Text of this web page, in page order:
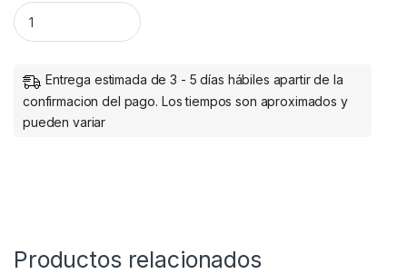
IMPRESORA TERMICA 58MM INTERF ACE USB RJ11 90MM/S.
Entrega estimada de 3 - 5 días hábiles apartir de la
confirmacion del pago. Los tiempos son aproximados y
pueden variar
Productos relacionados